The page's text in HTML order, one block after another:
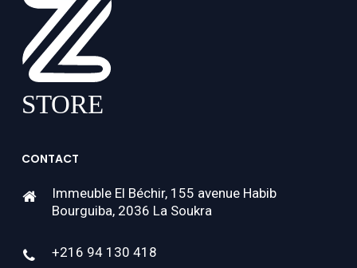
CONTACT
Immeuble El Béchir, 155 avenue Habib
Bourguiba, 2036 La Soukra
+216 94 130 418